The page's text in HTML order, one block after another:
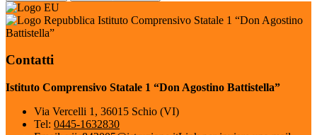
Istituto Comprensivo Statale 1 “Don Agostino
Battistella”
Contatti
Istituto Comprensivo Statale 1 “Don Agostino Battistella”
Via Vercelli 1, 36015 Schio (VI)
Tel: 0445-1632830